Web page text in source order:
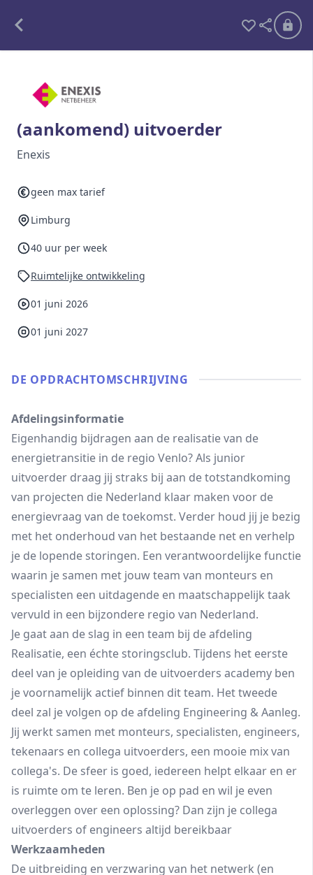
Interim opdrachten statistiek
Ben je al lid?
(aankomend) uitvoerder
Enexis
geen max tarief
Limburg
40 uur per week
Ruimtelijke ontwikkeling
01 juni 2026
01 juni 2027
DE OPDRACHT­OMSCHRIJVING
Afdelingsinformatie
Eigenhandig bijdragen aan de realisatie van de
energietransitie in de regio Venlo? Als junior
uitvoerder draag jij straks bij aan de totstandkoming
van projecten die Nederland klaar maken voor de
energievraag van de toekomst. Verder houd jij je bezig
met het onderhoud van het bestaande net en verhelp
je de lopende storingen. Een verantwoordelijke functie
waarin je samen met jouw team van monteurs en
specialisten een uitdagende en maatschappelijk taak
vervuld in een bijzondere regio van Nederland.
Je gaat aan de slag in een team bij de afdeling
Realisatie, een échte storingsclub. Tijdens het eerste
deel van je opleiding van de uitvoerders academy ben
je voornamelijk actief binnen dit team. Het tweede
deel zal je volgen op de afdeling Engineering & Aanleg.
Jij werkt samen met monteurs, specialisten, engineers,
tekenaars en collega uitvoerders, een mooie mix van
collega's. De sfeer is goed, iedereen helpt elkaar en er
is ruimte om te leren. Ben je op pad en wil je even
overleggen over een oplossing? Dan zijn je collega
uitvoerders of engineers altijd bereikbaar
Werkzaamheden
De uitbreiding en verzwaring van het netwerk (en